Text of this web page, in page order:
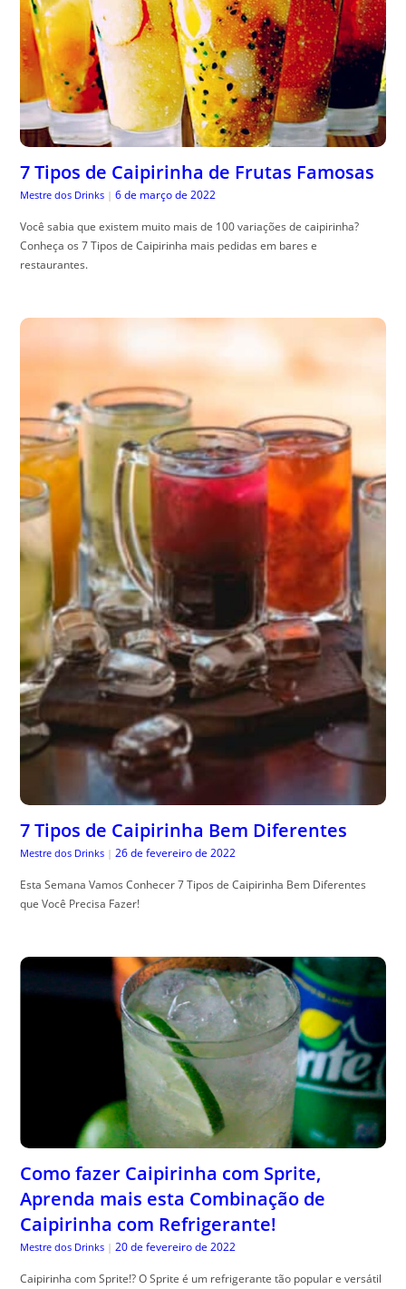
7 Tipos de Caipirinha de Frutas Famosas
Mestre dos Drinks | 6 de março de 2022
Você sabia que existem muito mais de 100 variações de caipirinha?
Conheça os 7 Tipos de Caipirinha mais pedidas em bares e
restaurantes.
7 Tipos de Caipirinha Bem Diferentes
Mestre dos Drinks | 26 de fevereiro de 2022
Esta Semana Vamos Conhecer 7 Tipos de Caipirinha Bem Diferentes
que Você Precisa Fazer!
Como fazer Caipirinha com Sprite,
Aprenda mais esta Combinação de
Caipirinha com Refrigerante!
Mestre dos Drinks | 20 de fevereiro de 2022
Caipirinha com Sprite!? O Sprite é um refrigerante tão popular e versátil